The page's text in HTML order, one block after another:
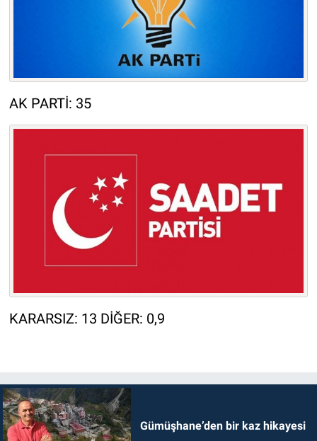
AK PARTİ: 35
KARARSIZ: 13 DİĞER: 0,9
Gümüşhane’den bir kaz hikayesi